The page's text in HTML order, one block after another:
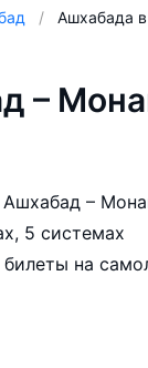
Ашхабада
–
–
5 системах
на